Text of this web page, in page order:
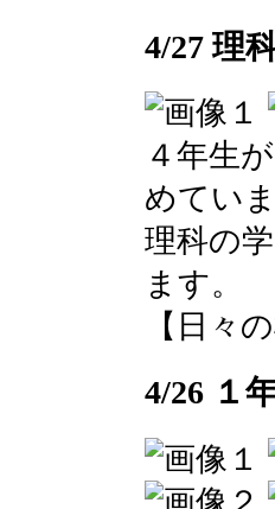
4/27 理
４年生
めてい
理科の
ます。
【日々
4/26 １